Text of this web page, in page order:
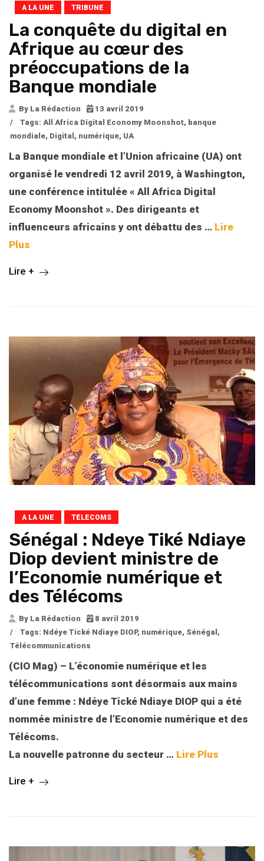
A LA UNE TRIBUNE
La conquête du digital en
Afrique au cœur des
préoccupations de la
Banque mondiale
By La Rédaction
13 avril 2019
/
Tags: All Africa Digital Economy Moonshot, banque
mondiale, Digital , numérique, UA
La Banque mondiale et l’Union africaine (UA) ont
organisé le vendredi 12 avril 2019, à Washington,
une conférence intitulée « All Africa Digital
Economy Moonshot ». Des dirigeants et
influenceurs africains y ont débattu des … Lire
Plus
Lire +
A LA UNE TELECOMS
Sénégal : Ndeye Tiké Ndiaye
Diop devient ministre de
l’Economie numérique et
des Télécoms
By La Rédaction
8 avril 2019
/
Tags: Ndéye Tické Ndiaye DIOP, numérique, Sénégal ,
Télécommunications
(CIO Mag) – L’économie numérique et les
télécommunications sont désormais aux mains
d’une femme : Ndéye Tické Ndiaye DIOP qui a été
nommée ministre de l’Economie numérique et des
Télécoms.
La nouvelle patronne du secteur … Lire Plus
Lire +